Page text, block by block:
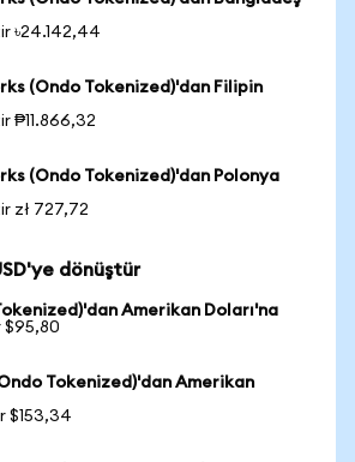
৳24.142,44
(Ondo Tokenized)'dan Filipin
₱11.866,32
(Ondo Tokenized)'dan Polonya
zł 727,72
dönüştür
Amerikan Doları'na
$95,80
Tokenized)'dan Amerikan
$153,34